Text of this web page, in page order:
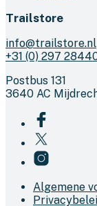
Trailstore
info@trailstore.nl
+31 (0) 297
Postbus 131
3640 AC
Algemene